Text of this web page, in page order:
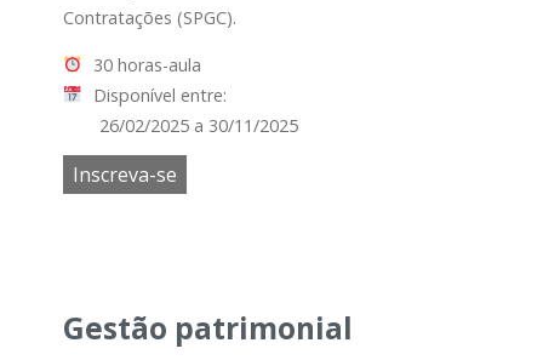
Contratações (SPGC).
30 horas-aula
Disponível entre:
26/02/2025 a 30/11/2025
Inscreva-se
Gestão patrimonial